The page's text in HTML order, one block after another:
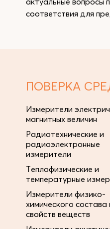
соответствия для
ПОВЕРКА
Измерители
магнитных величин
Радиотехнические и
радиоэлектронные
измерители
Теплофизические и
температурные
Измерители физико-
химического состава
свойств веществ